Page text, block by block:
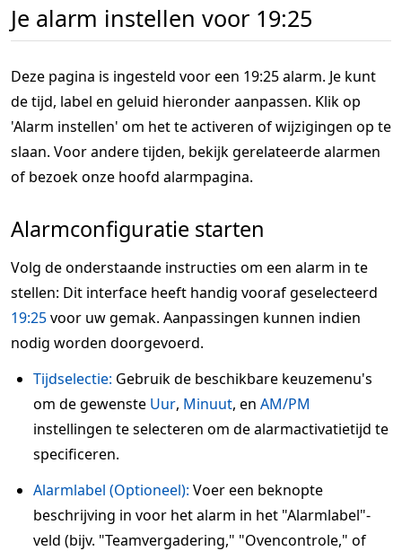
Je alarm instellen voor 19:25
Deze pagina is ingesteld voor een 19:25 alarm. Je kunt
de tijd, label en geluid hieronder aanpassen. Klik op
'Alarm instellen' om het te activeren of wijzigingen op te
slaan. Voor andere tijden, bekijk gerelateerde alarmen
of bezoek onze hoofd alarmpagina.
Alarmconfiguratie starten
Volg de onderstaande instructies om een alarm in te
stellen: Dit interface heeft handig vooraf geselecteerd
19:25voor uw gemak. Aanpassingen kunnen indien
nodig worden doorgevoerd.
Tijdselectie: Gebruik de beschikbare keuzemenu's
om de gewenste Uur, Minuut, en AM/PM
instellingen te selecteren om de alarmactivatietijd te
specificeren.
Alarmlabel (Optioneel): Voer een beknopte
beschrijving in voor het alarm in het "Alarmlabel"-
veld (bijv. "Teamvergadering," "Ovencontrole," of